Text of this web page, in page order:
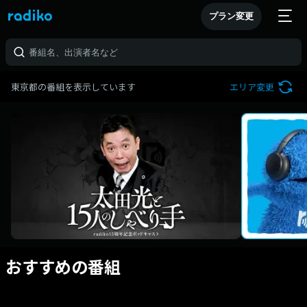
プラン変更
東京都の番組を表示しています エリア変更
おすすめの番組